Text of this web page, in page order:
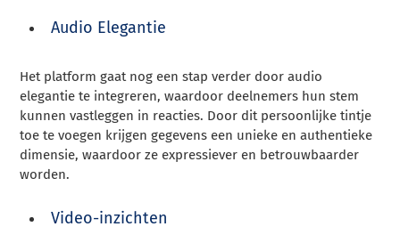
Audio Elegantie
Het platform gaat nog een stap verder door audio
elegantie te integreren, waardoor deelnemers hun stem
kunnen vastleggen in reacties. Door dit persoonlijke tintje
toe te voegen krijgen gegevens een unieke en authentieke
dimensie, waardoor ze expressiever en betrouwbaarder
worden.
Video-inzichten